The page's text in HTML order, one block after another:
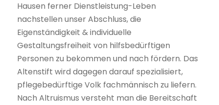
Hausen ferner Dienstleistung-Leben
nachstellen unser Abschluss, die
Eigenständigkeit & individuelle
Gestaltungsfreiheit von hilfsbedürftigen
Personen zu bekommen und nach fördern. Das
Altenstift wird dagegen darauf spezialisiert,
pflegebedürftige Volk fachmännisch zu liefern.
Nach Altruismus versteht man die Bereitschaft